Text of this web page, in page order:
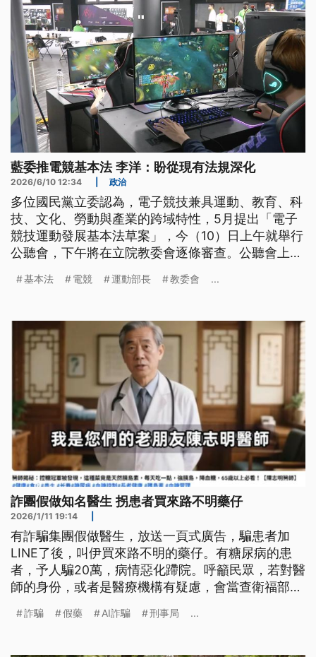
藍委推電競基本法 李洋：盼從現有法規深化
2026/6/10 12:34 政治
多位國民黨立委認為，電子競技兼具運動、教育、科
技、文化、勞動與產業的跨域特性，5月提出「電子
競技運動發展基本法草案」，今（10）日上午就舉行
公聽會，下午將在立院教委會逐條審查。公聽會上有
是框架法，而非作用法；運動部長李洋表示，希望在
基本法 電競 運動部長 教委會 ...
詐團假做知名醫生 拐患者買來路不明藥仔
2026/1/11 19:14
有詐騙集團假做醫生，放送一頁式廣告，騙患者加
LINE了後，叫伊買來路不明的藥仔。有糖尿病的患
者，予人騙20萬，病情惡化蹛院。呼籲民眾，若對醫
師的身份，或者是醫療機構有疑慮，會當查衛福部醫
是台文)
詐騙 假藥 AI詐騙 刑事局 ...